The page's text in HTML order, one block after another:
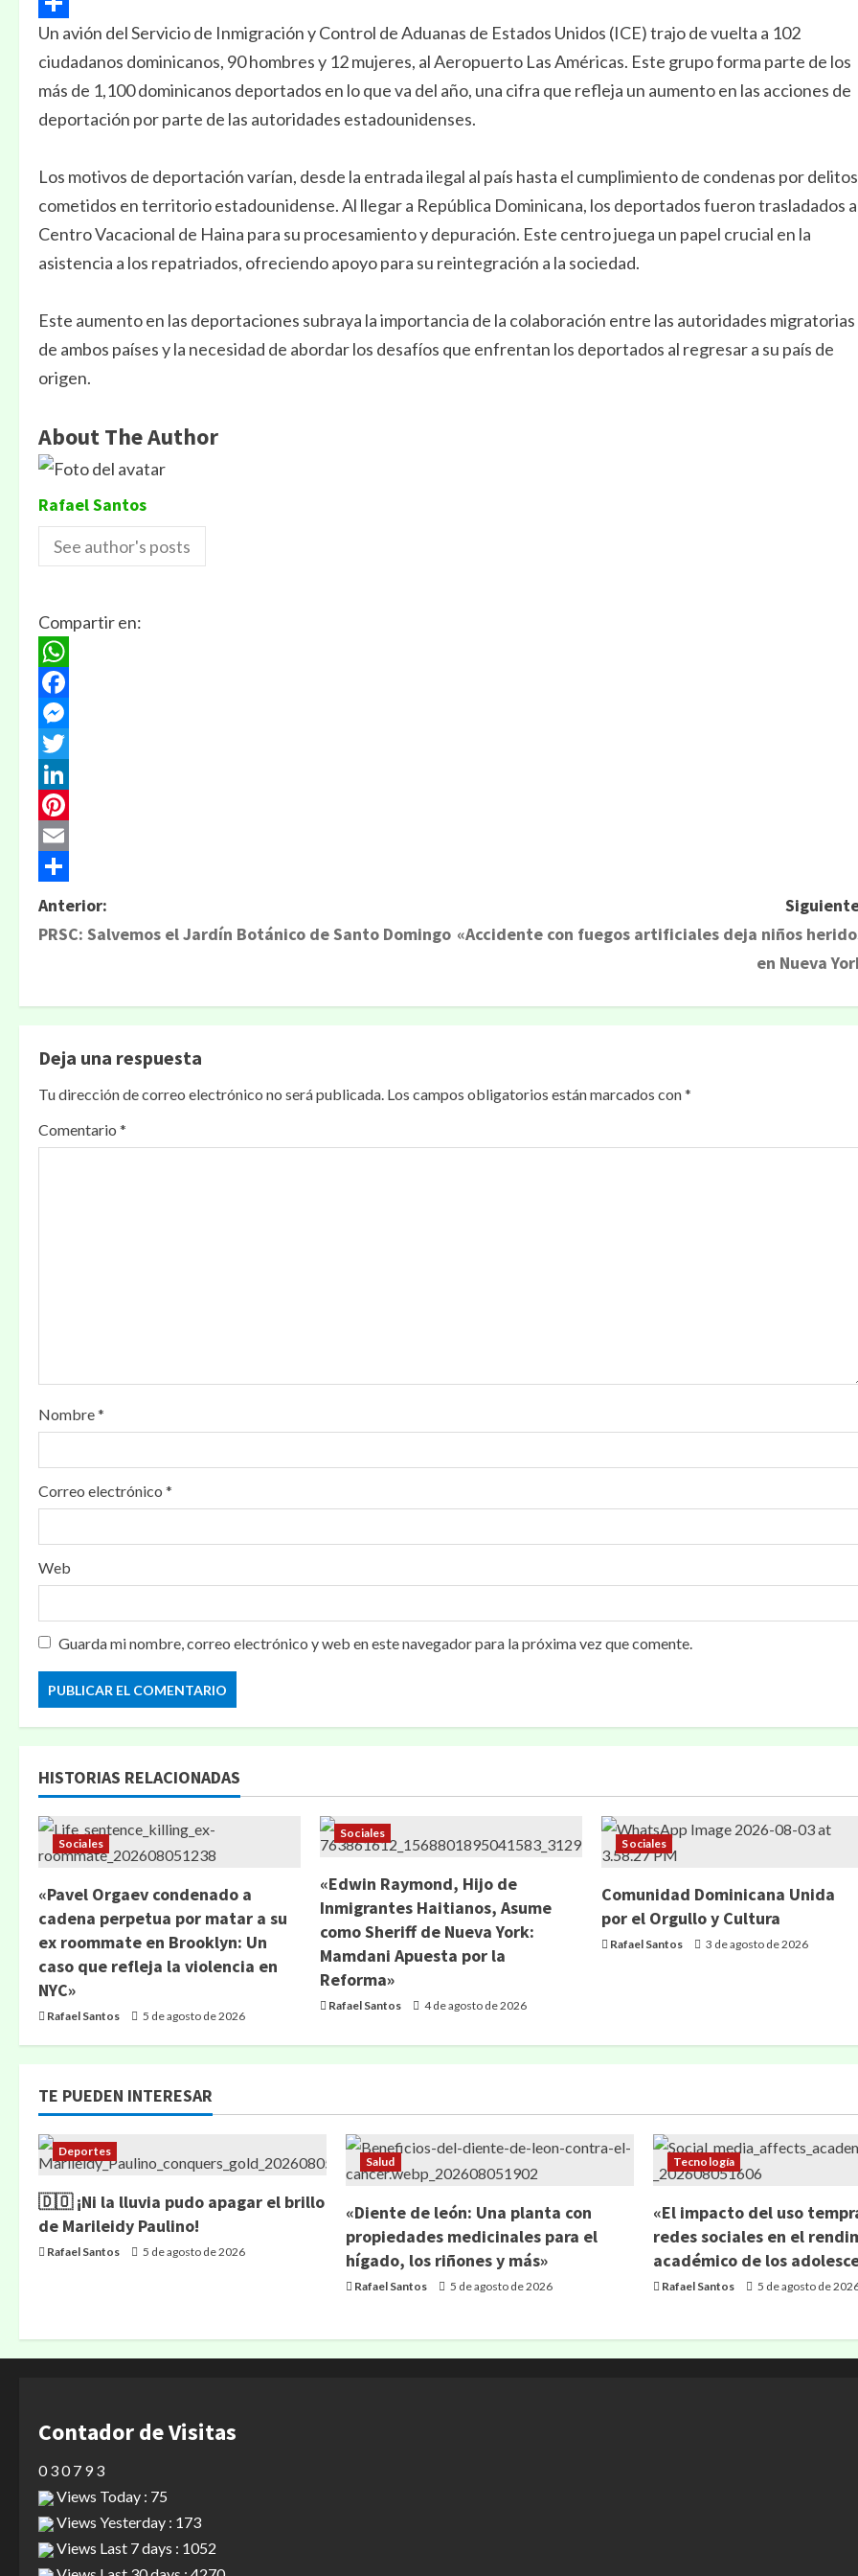
Compartir
Un avión del Servicio de Inmigración y Control de Aduanas de Estados Unidos (ICE) trajo de vuelta a 102
ciudadanos dominicanos, 90 hombres y 12 mujeres, al Aeropuerto Las Américas. Este grupo forma parte de los
más de 1,100 dominicanos deportados en lo que va del año, una cifra que refleja un aumento en las acciones de
deportación por parte de las autoridades estadounidenses.
Los motivos de deportación varían, desde la entrada ilegal al país hasta el cumplimiento de condenas por delitos
cometidos en territorio estadounidense. Al llegar a República Dominicana, los deportados fueron trasladados
Centro Vacacional de Haina para su procesamiento y depuración. Este centro juega un papel crucial en la
asistencia a los repatriados, ofreciendo apoyo para su reintegración a la sociedad.
Este aumento en las deportaciones subraya la importancia de la colaboración entre las autoridades migratorias
de ambos países y la necesidad de abordar los desafíos que enfrentan los deportados al regresar a su país de
origen.
About The Author
Rafael Santos
See author's posts
Compartir en:
WhatsApp
Facebook
Messenger
Twitter
LinkedIn
Pinterest
Email
Compartir
Anterior:
PRSC: Salvemos el Jardín Botánico de Santo Domingo «Accidente con fuegos artificiales deja niños
en Nueva
Deja una respuesta
Tu dirección de correo electrónico no será publicada. Los campos obligatorios están marcados con*
Comentario *
Nombre*
Correo electrónico *
Web
Guarda mi nombre, correo electrónico y web en este navegador para la próxima vez que comente.
HISTORIAS RELACIONADAS
Sociales
«Pavel Orgaev condenado a
cadena perpetua por matar a su
ex roommate en Brooklyn: Un
caso que refleja la violencia en
NYC»
Rafael Santos 5 de agosto de 2026
Sociales
«Edwin Raymond, Hijo de
Inmigrantes Haitianos, Asume
como Sheriff de Nueva York:
Mamdani Apuesta por la
Reforma»
Rafael Santos 4 de agosto de 2026
Sociales
Comunidad Dominicana Unida
por el Orgullo y Cultura
Rafael Santos 3 de agosto de 2026
TE PUEDEN INTERESAR
Deportes
🇩🇴 ¡Ni la lluvia pudo apagar el brillo
de Marileidy Paulino!
Rafael Santos 5 de agosto de 2026
Salud
«Diente de león: Una planta con
propiedades medicinales para el
hígado, los riñones y más»
Rafael Santos 5 de agosto de 2026
Tecnología
«El impacto del uso
redes sociales en el
académico de los
Rafael Santos 5 de agosto de
Contador de Visitas
0 30 7 9 3
Views Today : 75
Views Yesterday : 173
Views Last 7 days : 1052